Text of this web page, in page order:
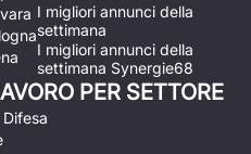
I migliori annunci della
settimana
I migliori annunci della
settimana Synergie68
PER SETTORE